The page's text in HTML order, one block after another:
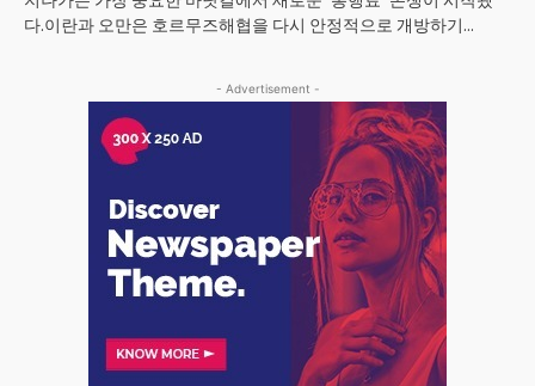
다.이란과 오만은 호르무즈해협을 다시 안정적으로 개방하기...
- Advertisement -